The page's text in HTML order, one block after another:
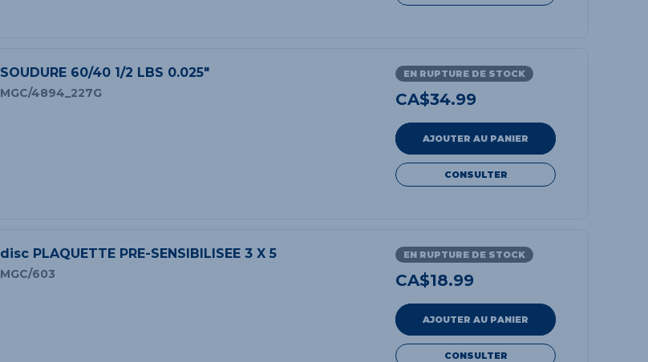
SOUDURE 60/40 1/2 LBS 0.025"
MGC/4894_227G
EN RUPTURE DE STOCK
CA$34.99
AJOUTER AU PANIER
CONSULTER
disc PLAQUETTE PRE-SENSIBILISEE 3 X 5
MGC/603
EN RUPTURE DE STOCK
CA$18.99
AJOUTER AU PANIER
CONSULTER